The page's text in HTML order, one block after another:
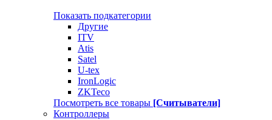
Показать подкатегории
Другие
ITV
Atis
Satel
U-tex
IronLogic
ZKTeco
Посмотреть все товары [Считыватели]
Контроллеры